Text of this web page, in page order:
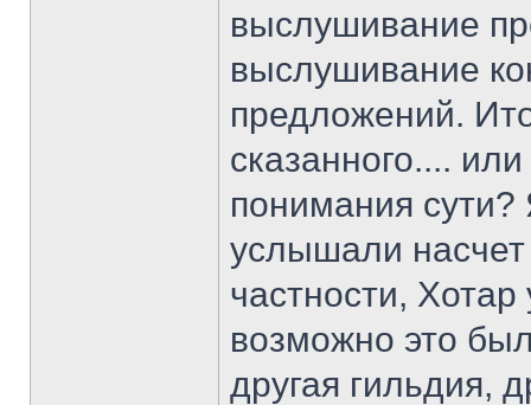
выслушивание
выслушивание
предложений.
сказанного....
понимания
услышали насчет
частности,
возможно это
другая гильдия,